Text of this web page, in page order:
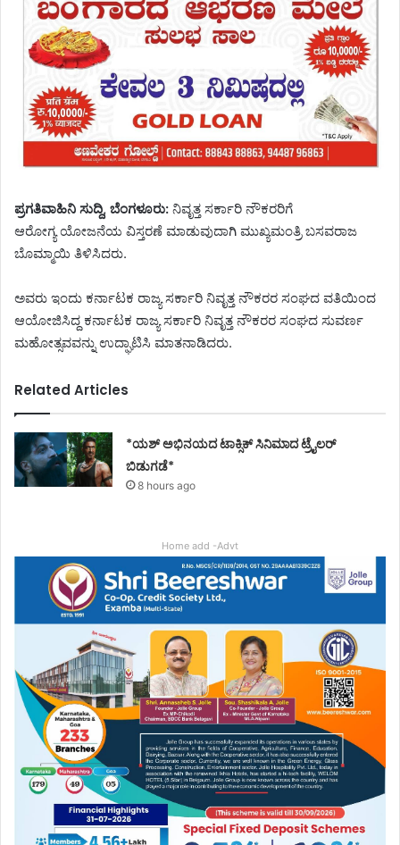
ಪ್ರಗತಿವಾಹಿನಿ ಸುದ್ದಿ, ಬೆಂಗಳೂರು: ನಿವೃತ್ತ ಸರ್ಕಾರಿ ನೌಕರರಿಗೆ
ಆರೋಗ್ಯ ಯೋಜನೆಯ ವಿಸ್ತರಣೆ ಮಾಡುವುದಾಗಿ ಮುಖ್ಯಮಂತ್ರಿ ಬಸವರಾಜ
ಬೊಮ್ಮಾಯಿ ತಿಳಿಸಿದರು.
ಅವರು ಇಂದು ಕರ್ನಾಟಕ ರಾಜ್ಯ ಸರ್ಕಾರಿ ನಿವೃತ್ತ ನೌಕರರ ಸಂಘದ ವತಿಯಿಂದ
ಆಯೋಜಿಸಿದ್ದ ಕರ್ನಾಟಕ ರಾಜ್ಯ ಸರ್ಕಾರಿ ನಿವೃತ್ತ ನೌಕರರ ಸಂಘದ ಸುವರ್ಣ
ಮಹೋತ್ಸವವನ್ನು ಉದ್ಘಾಟಿಸಿ ಮಾತನಾಡಿದರು.
Related Articles
*ಯಶ್ ಅಭಿನಯದ ಟಾಕ್ಸಿಕ್ ಸಿನಿಮಾದ ಟ್ರೈಲರ್
ಬಿಡುಗಡೆ*
8 hours ago
Home add -Advt